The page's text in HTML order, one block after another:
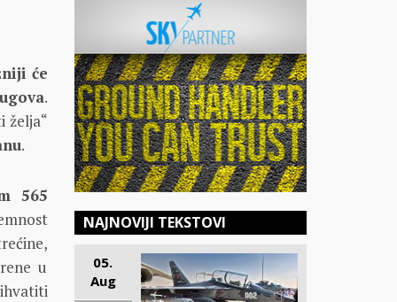
će
.
želja“
.
565
u
NAJNOVIJI TEKSTOVI
05.
Aug